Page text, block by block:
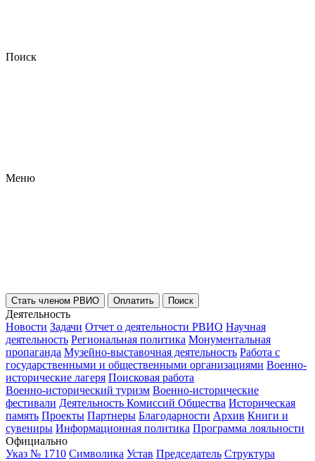
Поиск
Меню
Стать членом РВИО Оплатить Поиск
Деятельность
Новости Задачи Отчет о деятельности РВИО Научная
деятельность Региональная политика Монументальная
пропаганда Музейно-выставочная деятельность Работа с
государственными и общественными организациями Военно-
исторические лагеря Поисковая работа
Военно-исторический туризм Военно-исторические
фестивали Деятельность Комиссий Общества Историческая
память Проекты Партнеры Благодарности Архив Книги и
сувениры Информационная политика Программа лояльности
Официально
Указ № 1710 Символика Устав Председатель Структура